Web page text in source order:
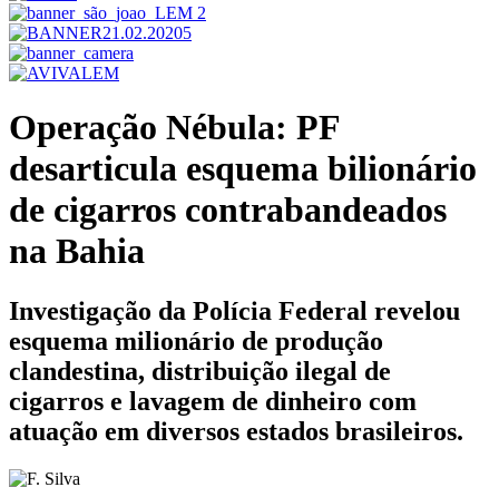
Operação Nébula: PF
desarticula esquema bilionário
de cigarros contrabandeados
na Bahia
Investigação da Polícia Federal revelou
esquema milionário de produção
clandestina, distribuição ilegal de
cigarros e lavagem de dinheiro com
atuação em diversos estados brasileiros.